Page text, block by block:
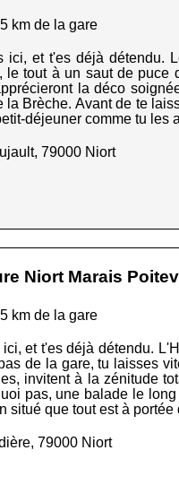
km de la gare
ici, et t'es déjà détendu.
le tout à un saut de puce
la déco
la Brèche. Avant de te
déjeuner comme tu
79000 Niort
Niort Marais
km de la gare
et t'es déjà détendu.
de la gare, tu laisses
invitent à la zénitude
pas, une balade le
situé que tout est à
79000 Niort